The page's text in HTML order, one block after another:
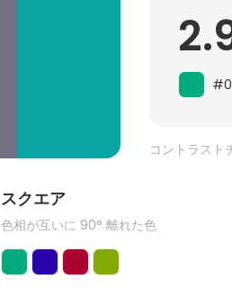
コントラスト
スクエア
色相が互いに 90° 離れた色